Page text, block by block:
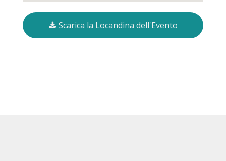
Scarica la Locandina dell'Evento